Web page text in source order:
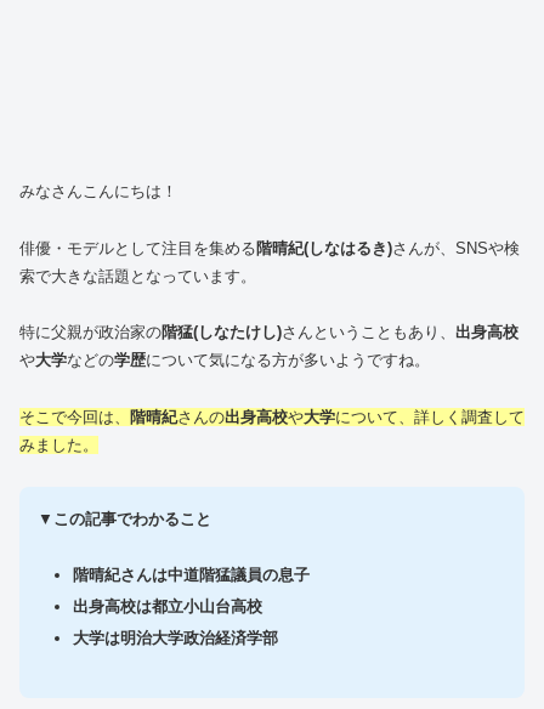
みなさんこんにちは！
俳優・モデルとして注目を集める 階晴紀(しなはるき)さんが、SNSや検
索で大きな話題となっています。
特に父親が政治家の階猛(しなたけし)さんということもあり、 出身高校
や大学などの学歴について気になる方が多いようですね。
そこで今回は、 階晴紀さんの出身高校や大学について、詳しく調査して
みました。
▼ この記事でわかること
階晴紀さんは中道階猛議員の息子
出身高校は都立小山台高校
大学は明治大学政治経済学部